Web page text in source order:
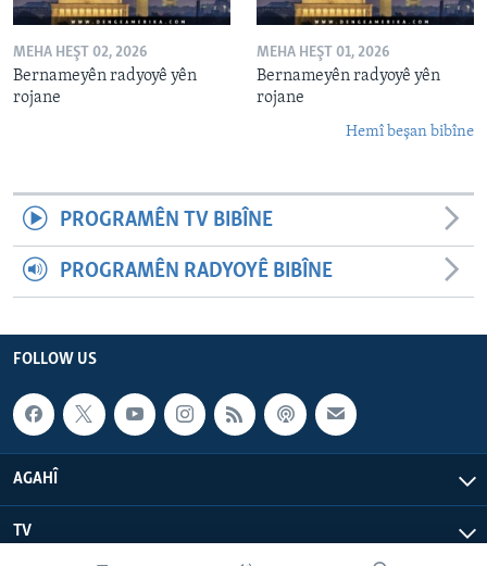
MEHA HEŞT 02, 2026
Bernameyên radyoyê yên
rojane
MEHA HEŞT 01, 2026
Bernameyên radyoyê yên
rojane
Hemî beşan bibîne
PROGRAMÊN TV BIBÎNE
PROGRAMÊN RADYOYÊ BIBÎNE
FOLLOW US
AGAHÎ
TV